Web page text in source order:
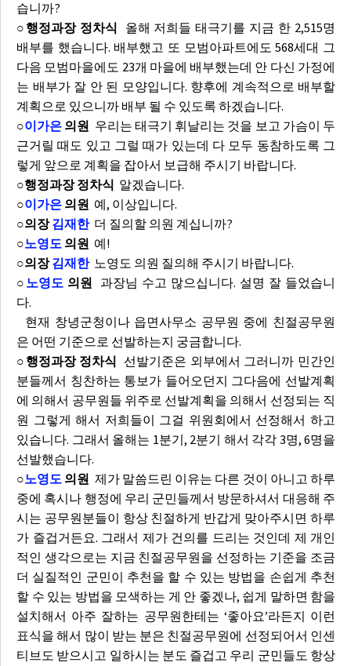
습니까?
○행정과장 정차식 올해 저희들 태극기를 지금 한 2,515명
배부를 했습니다. 배부했고 또 모범아파트에도 568세대 그
다음 모범마을에도 23개 마을에 배부했는데 안 다신 가정에
는 배부가 잘 안 된 모양입니다. 향후에 계속적으로 배부할
계획으로 있으니까 배부 될 수 있도록 하겠습니다.
○이가은 의원 우리는 태극기 휘날리는 것을 보고 가슴이 두
근거릴 때도 있고 그럴 때가 있는데 다 모두 동참하도록 그
렇게 앞으로 계획을 잡아서 보급해 주시기 바랍니다.
○행정과장 정차식 알겠습니다.
○이가은 의원 예, 이상입니다.
○의장김재한더 질의할 의원 계십니까?
○노영도 의원 예!
○의장김재한노영도 의원 질의해 주시기 바랍니다.
○ 노영도 의원 과장님 수고 많으십니다. 설명 잘 들었습니
다.
현재 창녕군청이나 읍면사무소 공무원 중에 친절공무원
은 어떤 기준으로 선발하는지 궁금합니다.
○행정과장 정차식 선발기준은 외부에서 그러니까 민간인
분들께서 칭찬하는 통보가 들어오던지 그다음에 선발계획
에 의해서 공무원들 위주로 선발계획을 의해서 선정되는 직
원 그렇게 해서 저희들이 그걸 위원회에서 선정해서 하고
있습니다. 그래서 올해는 1분기, 2분기 해서 각각 3명, 6명을
선발했습니다.
○노영도 의원 제가 말씀드린 이유는 다른 것이 아니고 하루
중에 혹시나 행정에 우리 군민들께서 방문하셔서 대응해 주
시는 공무원분들이 항상 친절하게 반갑게 맞아주시면 하루
가 즐겁거든요. 그래서 제가 건의를 드리는 것인데 제 개인
적인 생각으로는 지금 친절공무원을 선정하는 기준을 조금
더 실질적인 군민이 추천을 할 수 있는 방법을 손쉽게 추천
할 수 있는 방법을 모색하는 게 안 좋겠나, 쉽게 말하면 함을
설치해서 아주 잘하는 공무원한테는 ‘좋아요’라든지 이런
표식을 해서 많이 받는 분은 친절공무원에 선정되어서 인센
티브도 받으시고 일하시는 분도 즐겁고 우리 군민들도 항상